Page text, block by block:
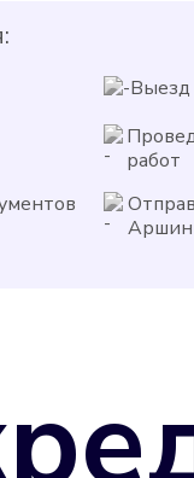
Выезд
работ
Аршин